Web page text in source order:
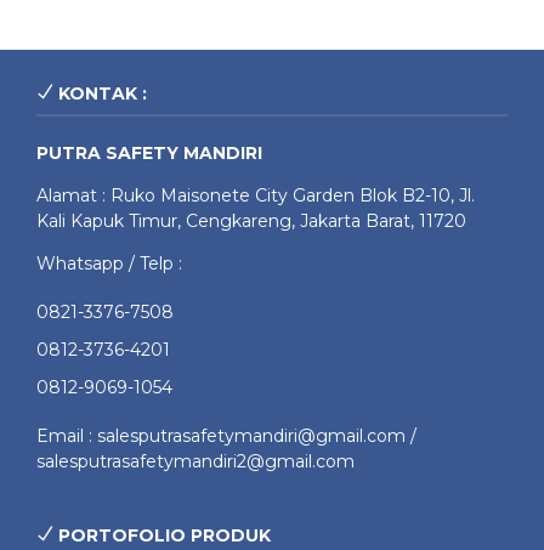
KONTAK :
PUTRA SAFETY MANDIRI
Alamat : Ruko Maisonete City Garden Blok B2-10, Jl.
Kali Kapuk Timur, Cengkareng, Jakarta Barat, 11720
Whatsapp / Telp :
0821-3376-7508
0812-3736-4201
0812-9069-1054
Email : salesputrasafetymandiri@gmail.com /
salesputrasafetymandiri2@gmail.com
PORTOFOLIO PRODUK